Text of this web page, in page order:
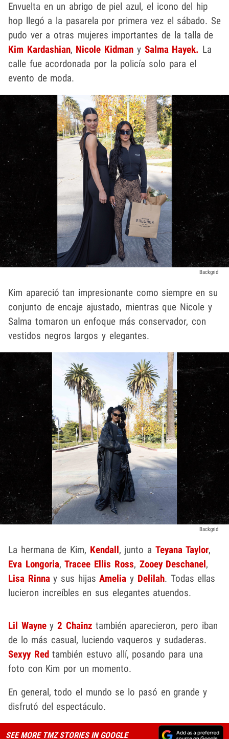
Envuelta en un abrigo de piel azul, el icono del hip
hop llegó a la pasarela por primera vez el sábado. Se
pudo ver a otras mujeres importantes de la talla de
Kim Kardashian, Nicole Kidman ySalma Hayek. La
calle fue acordonada por la policía solo para el
evento de moda.
Backgrid
Kim apareció tan impresionante como siempre en su
conjunto de encaje ajustado, mientras que Nicole y
Salma tomaron un enfoque más conservador, con
vestidos negros largos y elegantes.
Backgrid
La hermana de Kim, Kendall, junto a Teyana Taylor,
Eva Longoria,Tracee Ellis Ross, Zooey Deschanel,
Lisa Rinnay sus hijasAmelia y Delilah. Todas ellas
lucieron increíbles en sus elegantes atuendos.
Lil Wayney2 Chainztambién aparecieron, pero iban
de lo más casual, luciendo vaqueros y sudaderas.
Sexyy Redtambién estuvo allí, posando para una
foto con Kim por un momento.
En general, todo el mundo se lo pasó en grande y
disfrutó del espectáculo.
SEE MORE TMZ STORIES IN GOOGLE